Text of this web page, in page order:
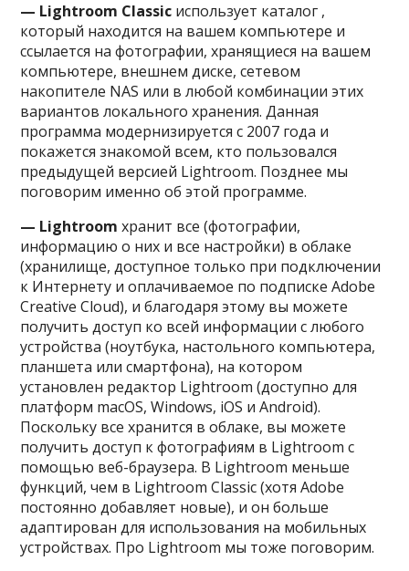
— Lightroom Classic использует каталог ,
который находится на вашем компьютере и
ссылается на фотографии, хранящиеся на вашем
компьютере, внешнем диске, сетевом
накопителе NAS или в любой комбинации этих
вариантов локального хранения. Данная
программа модернизируется с 2007 года и
покажется знакомой всем, кто пользовался
предыдущей версией Lightroom. Позднее мы
поговорим именно об этой программе.
— Lightroom хранит все (фотографии,
информацию о них и все настройки) в облаке
(хранилище, доступное только при подключении
к Интернету и оплачиваемое по подписке Adobe
Creative Cloud), и благодаря этому вы можете
получить доступ ко всей информации с любого
устройства (ноутбука, настольного компьютера,
планшета или смартфона), на котором
установлен редактор Lightroom (доступно для
платформ macOS, Windows, iOS и Android).
Поскольку все хранится в облаке, вы можете
получить доступ к фотографиям в Lightroom с
помощью веб-браузера. В Lightroom меньше
функций, чем в Lightroom Classic (хотя Adobe
постоянно добавляет новые), и он больше
адаптирован для использования на мобильных
устройствах. Про Lightroom мы тоже поговорим.